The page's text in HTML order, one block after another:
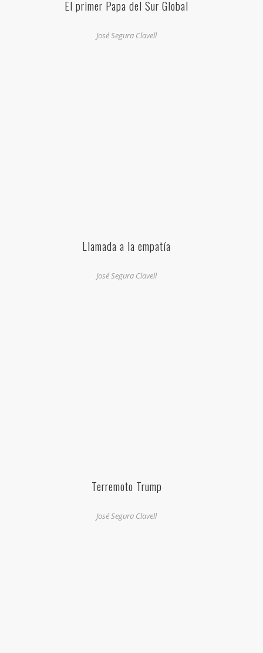
El primer Papa del Sur Global
José Segura Clavell
Llamada a la empatía
José Segura Clavell
Terremoto Trump
José Segura Clavell